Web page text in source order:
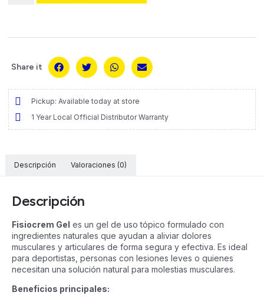
Share it
Pickup: Available today at store
1 Year Local Official Distributor Warranty
Descripción Valoraciones (0)
Descripción
Fisiocrem Gel es un gel de uso tópico formulado con
ingredientes naturales que ayudan a aliviar dolores
musculares y articulares de forma segura y efectiva. Es ideal
para deportistas, personas con lesiones leves o quienes
necesitan una solución natural para molestias musculares.
Beneficios principales: